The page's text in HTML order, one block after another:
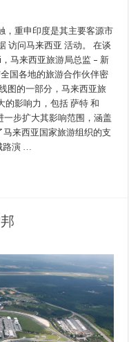
，重申印度是其主要客源市
访问马来西亚 活动。 在谈
马来西亚旅游局总监 – 新
国各地的旅游合作伙伴密
图的一部分，马来西亚旅
的影响力，包括 萨特 和
步扩大其影响范围，涵盖
来西亚国家旅游组织的支
演 …